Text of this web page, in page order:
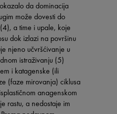
da dominacija
može dovesti do
a time i upale, koje
dok izlazi na površinu
njeno učvršćivanje u
istraživanju (5)
i katagenske (ili
(faze mirovanja) ciklusa
anagenskom
rastu, a nedostaje im